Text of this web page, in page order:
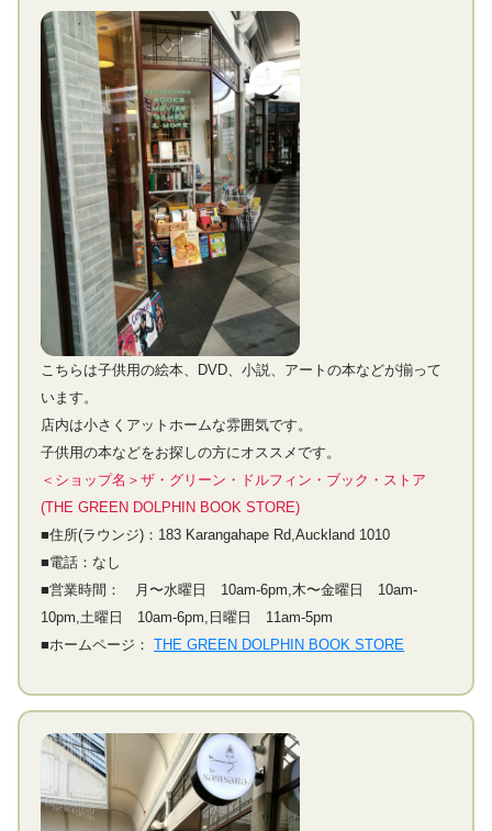
こちらは子供用の絵本、DVD、小説、アートの本などが揃って
います。
店内は小さくアットホームな雰囲気です。
子供用の本などをお探しの方にオススメです。
＜ショップ名＞ザ・グリーン・ドルフィン・ブック・ストア
(THE GREEN DOLPHIN BOOK STORE)
■住所(ラウンジ)：183 Karangahape Rd,Auckland 1010
■電話：なし
■営業時間： 月〜水曜日 10am-6pm,木〜金曜日 10am-
10pm,土曜日 10am-6pm,日曜日 11am-5pm
■ホームページ：THE GREEN DOLPHIN BOOK STORE